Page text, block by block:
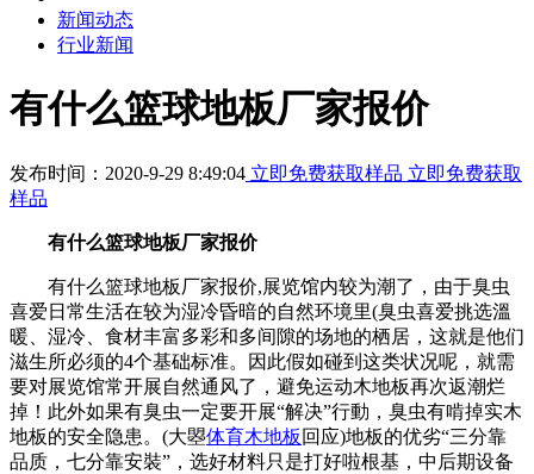
新闻动态
行业新闻
有什么篮球地板厂家报价
发布时间：2020-9-29 8:49:04 立即免费获取样品 立即免费获取
样品
有什么篮球地板厂家报价
有什么篮球地板厂家报价,展览馆内较为潮了，由于臭虫
喜爱日常生活在较为湿冷昏暗的自然环境里(臭虫喜爱挑选溫
暖、湿冷、食材丰富多彩和多间隙的场地的栖居，这就是他们
滋生所必须的4个基础标准。因此假如碰到这类状况呢，就需
要对展览馆常开展自然通风了，避免运动木地板再次返潮烂
掉！此外如果有臭虫一定要开展“解决”行動，臭虫有啃掉实木
地板的安全隐患。(大曌体育木地板 回应)地板的优劣“三分靠
品质，七分靠安裝”，选好材料只是打好啦根基，中后期设备